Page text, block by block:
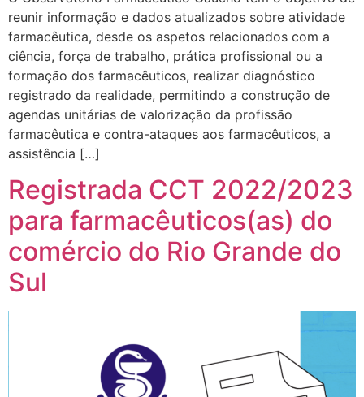
reunir informação e dados atualizados sobre atividade
farmacêutica, desde os aspetos relacionados com a
ciência, força de trabalho, prática profissional ou a
formação dos farmacêuticos, realizar diagnóstico
registrado da realidade, permitindo a construção de
agendas unitárias de valorização da profissão
farmacêutica e contra-ataques aos farmacêuticos, a
assistência […]
Registrada CCT 2022/2023
para farmacêuticos(as) do
comércio do Rio Grande do
Sul